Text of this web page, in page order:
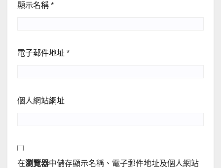
顯示名稱 *
電子郵件地址 *
個人網站網址
在瀏覽器中儲存顯示名稱、電子郵件地址及個人網站